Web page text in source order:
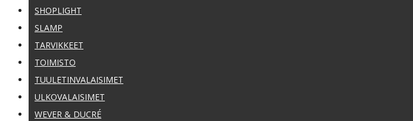
SHOPLIGHT
SLAMP
TARVIKKEET
TOIMISTO
TUULETINVALAISIMET
ULKOVALAISIMET
WEVER & DUCRÉ